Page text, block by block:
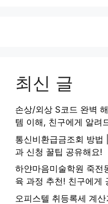
최신 글
손상/외상 S코드 완벽
템 이해, 친구에게 알려
통신비환급금조회 방법
과 신청 꿀팁 공유해요!
하얀마음미술학원 죽전
육 과정 추천! 친구에게
오피스텔 취등록세 계